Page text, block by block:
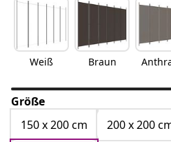
Weiß Braun
Größe
150 x 200 cm
200 x 200